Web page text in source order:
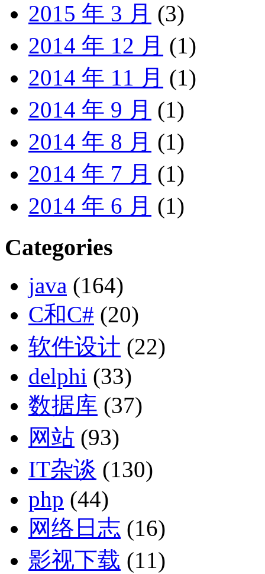
2015 年 3 月 (3)
2014 年 12 月 (1)
2014 年 11 月 (1)
2014 年 9 月 (1)
2014 年 8 月 (1)
2014 年 7 月 (1)
2014 年 6 月 (1)
Categories
java (164)
C和C# (20)
软件设计 (22)
delphi (33)
数据库 (37)
网站 (93)
IT杂谈 (130)
php (44)
网络日志 (16)
影视下载 (11)